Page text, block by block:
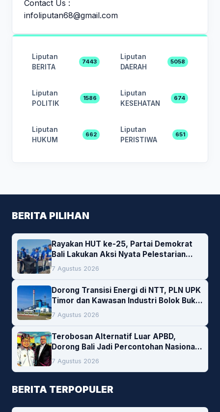
Contact Us :
infoliputan68@gmail.com
Liputan
BERITA
7443
Liputan
DAERAH
5058
Liputan
POLITIK
1586
Liputan
KESEHATAN
674
Liputan
HUKUM
662
Liputan
PERISTIWA
651
BERITA PILIHAN
Rayakan HUT ke-25, Partai Demokrat
Bali Lakukan Aksi Nyata Pelestarian
Lingkungan
7 Agustus 2026
Dorong Transisi Energi di NTT, PLN UPK
Timor dan Kawasan Industri Bolok Buka
Peluang Investasi Woodchip untuk
Cofiring PLTU Bolok
7 Agustus 2026
Terobosan Alternatif Luar APBD,
Dorong Bali Jadi Percontohan Nasional
Pembiayaan Daerah
7 Agustus 2026
BERITA TERPOPULER